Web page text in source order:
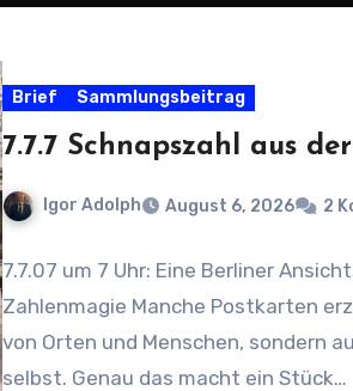
Brief Sammlungsbeitrag
7.7.7 Schnapszahl aus
Igor Adolph August 6, 2026 2
7.7.07 um 7 Uhr: Eine Berliner
Zahlenmagie Manche Postkarten
von Orten und Menschen, sondern
selbst. Genau das macht ein Stück…